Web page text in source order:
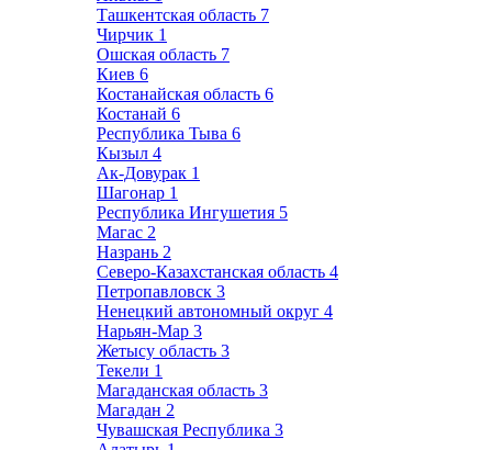
Ташкентская область 7
Чирчик 1
Ошская область 7
Киев 6
Костанайская область 6
Костанай 6
Республика Тыва 6
Кызыл 4
Ак-Довурак 1
Шагонар 1
Республика Ингушетия 5
Магас 2
Назрань 2
Северо-Казахстанская область 4
Петропавловск 3
Ненецкий автономный округ 4
Нарьян-Мар 3
Жетысу область 3
Текели 1
Магаданская область 3
Магадан 2
Чувашская Республика 3